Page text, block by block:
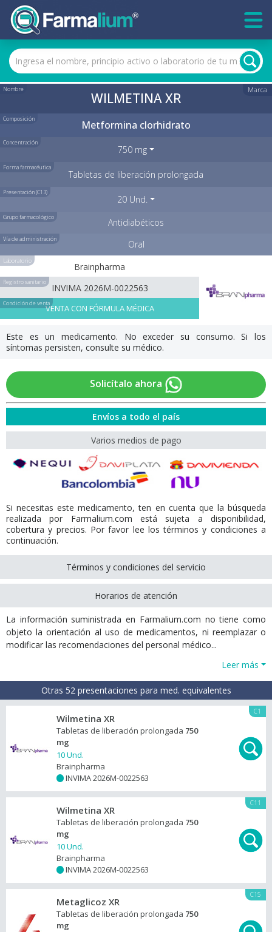
Nombre Marca
WILMETINA XR
Composición Metformina clorhidrato
Concentración
750 mg
Forma farmacéutica
Tabletas de liberación prolongada
Presentación (C13)
20 Und.
Grupo farmacológico Antidiabéticos
Vía de administración Oral
Laboratorio
Brainpharma
Registro sanitario
INVIMA 2026M-0022563
Condición de ventaVENTA CON FÓRMULA MÉDICA
Este es un medicamento. No exceder su consumo. Si los
síntomas persisten, consulte su médico.
Solicítalo ahora
Envíos a todo el país
Varios medios de pago
Si necesitas este medicamento, ten en cuenta que la búsqueda
realizada por Farmalium.com está sujeta a disponibilidad,
cobertura y precios. Por favor lee los términos y condiciones a
continuación.
Términos y condiciones del servicio
Horarios de atención
La información suministrada en Farmalium.com no tiene como
objeto la orientación al uso de medicamentos, ni reemplazar o
modificar las recomendaciones del personal médico...
Leer más
Otras 52 presentaciones para med. equivalentes
C1
Wilmetina XR
Tabletas de liberación prolongada 750
mg
10 Und.
Brainpharma
INVIMA 2026M-0022563
C11
Wilmetina XR
Tabletas de liberación prolongada 750
mg
10 Und.
Brainpharma
INVIMA 2026M-0022563
C15
Metaglicoz XR
Tabletas de liberación prolongada 750
mg